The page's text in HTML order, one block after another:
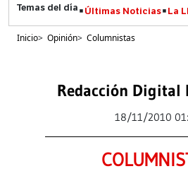
Últimas Noticias La
Inicio> Opinión> Columnistas
Redacción Digital
18/11/2010